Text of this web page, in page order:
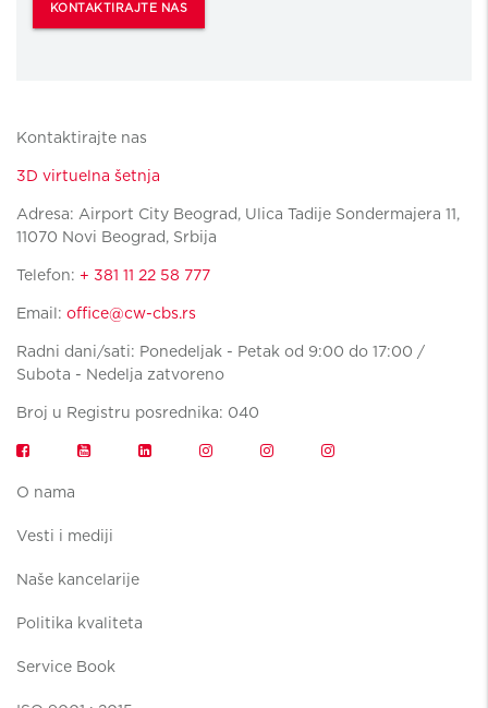
KONTAKTIRAJTE NAS
Kontaktirajte nas
3D virtuelna šetnja
Adresa: Airport City Beograd, Ulica Tadije Sondermajera 11,
11070 Novi Beograd, Srbija
Telefon: + 381 11 22 58 777
Email: office@cw-cbs.rs
Radni dani/sati: Ponedeljak - Petak od 9:00 do 17:00 /
Subota - Nedelja zatvoreno
Broj u Registru posrednika: 040
O nama
Vesti i mediji
Naše kancelarije
Politika kvaliteta
Service Book